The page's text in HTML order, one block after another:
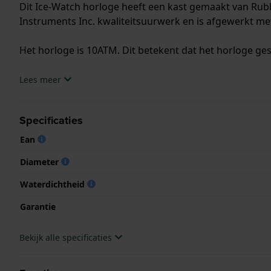
Dit Ice-Watch horloge heeft een kast gemaakt van
Instruments Inc. kwaliteitsuurwerk en is afgewerkt
Het horloge is 10ATM. Dit betekent dat het horloge
.Lees meer
Specificaties
Ean
Diameter
Waterdichtheid
Garantie
Bekijk alle specificaties